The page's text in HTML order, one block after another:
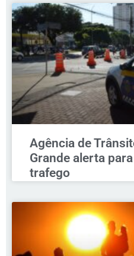
Agência de
Grande alerta
trafego